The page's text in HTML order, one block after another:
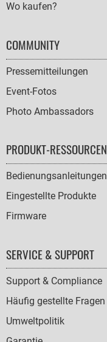
Wo kaufen?
COMMUNITY
Pressemitteilungen
Event-Fotos
Photo Ambassadors
PRODUKT-RESSOURCEN
Bedienungsanleitungen
Eingestellte Produkte
Firmware
SERVICE & SUPPORT
Support & Compliance
Häufig gestellte Fragen
Umweltpolitik